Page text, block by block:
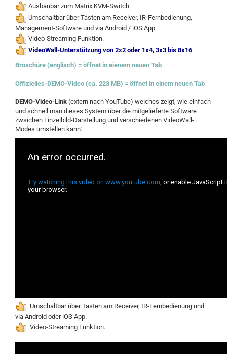
Ausbaubar zum Matrix KVM-Switch.
Umschaltbar über Tasten am Receiver, IR-Fernbedienung,
Management-Software und via Android / iOS App.
Video-Streaming Funktion.
VideoWall-Unterstützung von 2x2 oder 1x4, 3x3 bis 8x16
Broschüre (englisch) = öffnet in eienem neuen Tab
Offizielles-DEMO-Video (ca. 223 MB) = öffnet in einem neuen Tab
DEMO-Video-Link (extern nach YouTube) welches zeigt, wie einfach
und schnell man dieses System über die mitgelieferte Software
zwsichen Einzelbild-Darstellung und verschiedenen VideoWall-
Modes umstellen kann:
Umschaltbar über Tasten am Receiver, IR-Fernbedienung und
via Android oder iOS App.
Video-Streaming Funktion.